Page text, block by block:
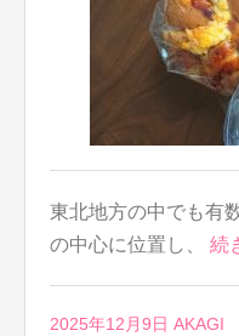
東北地方の中でも有
の中心に位置し、 続
2025年12月9日 AKAGI